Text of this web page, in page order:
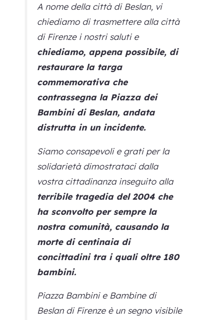
A nome della città di Beslan, vi
chiediamo di trasmettere alla città
di Firenze i nostri saluti e
chiediamo, appena possibile, di
restaurare la targa
commemorativa che
contrassegna la Piazza dei
Bambini di Beslan, andata
distrutta in un incidente.
Siamo consapevoli e grati per la
solidarietà dimostrataci dalla
vostra cittadinanza inseguito alla
terribile tragedia del 2004 che
ha sconvolto per sempre la
nostra comunità, causando la
morte di centinaia di
concittadini tra i quali oltre 180
bambini.
Piazza Bambini e Bambine di
Beslan di Firenze è un segno visibile